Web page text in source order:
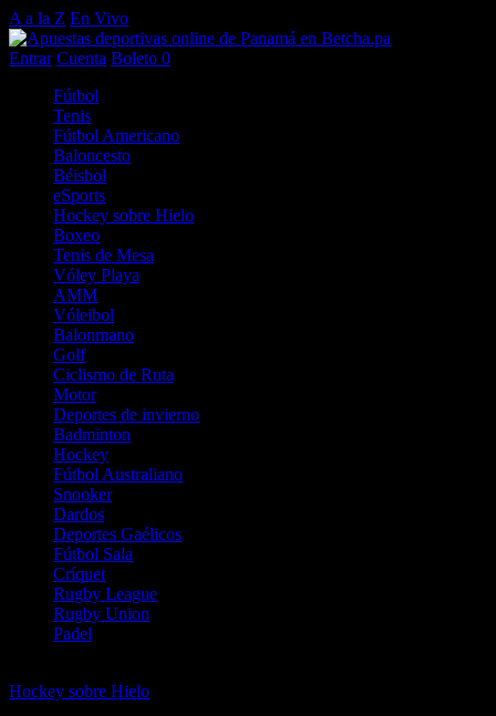
A a la Z En Vivo
Entrar Cuenta Boleto 0
Fútbol
Tenis
Fútbol Americano
Baloncesto
Béisbol
eSports
Hockey sobre Hielo
Boxeo
Tenis de Mesa
Vóley Playa
AMM
Vóleibol
Balonmano
Golf
Ciclismo de Ruta
Motor
Deportes de invierno
Badminton
Hockey
Fútbol Australiano
Snooker
Dardos
Deportes Gaélicos
Fútbol Sala
Críquet
Rugby League
Rugby Union
Padel
Hockey sobre Hielo